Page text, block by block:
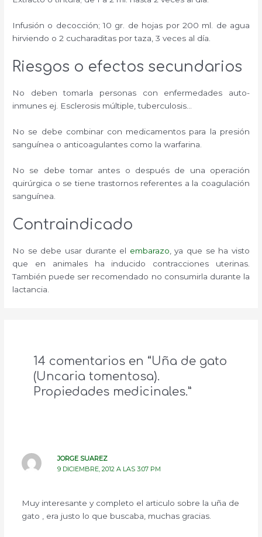
Infusión o decocción; 10 gr. de hojas por 200 ml. de agua
hirviendo o 2 cucharaditas por taza, 3 veces al día.
Riesgos o efectos secundarios
No deben tomarla personas con enfermedades auto-
inmunes ej. Esclerosis múltiple, tuberculosis…
No se debe combinar con medicamentos para la presión
sanguínea o anticoagulantes como la warfarina.
No se debe tomar antes o después de una operación
quirúrgica o se tiene trastornos referentes a la coagulación
sanguínea.
Contraindicado
No se debe usar durante el embarazo , ya que se ha visto
que en animales ha inducido contracciones uterinas.
También puede ser recomendado no consumirla durante la
lactancia.
14 comentarios en “Uña de gato
(Uncaria tomentosa).
Propiedades medicinales.”
JORGE SUAREZ
9 DICIEMBRE, 2012 A LAS 3:07 PM
Muy interesante y completo el articulo sobre la uña de
gato , era justo lo que buscaba, muchas gracias.